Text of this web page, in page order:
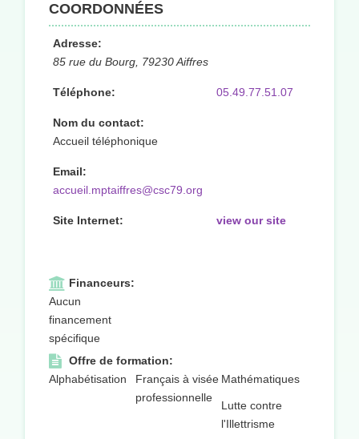
COORDONNÉES
Adresse:
85 rue du Bourg, 79230 Aiffres
Téléphone: 05.49.77.51.07
Nom du contact:
Accueil téléphonique
Email:
accueil.mptaiffres@csc79.org
Site Internet: view our site
Financeurs:
Aucun
financement
spécifique
Offre de formation:
Alphabétisation
Français à visée
professionnelle
Mathématiques
Lutte contre
l'Illettrisme